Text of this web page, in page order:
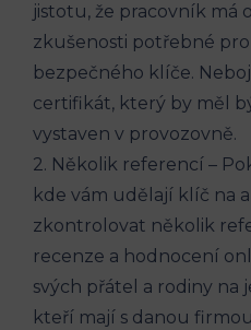
jistotu, že pracovník má
zkušenosti‌ potřebné
bezpečného klíče.
certifikát, který by ‌měl
vystaven v provozovně.
2. Několik referencí –
kde vám udělají klíč na
zkontrolovat‌ několik
recenze a hodnocení
svých přátel a rodiny na‌
kteří mají s danou